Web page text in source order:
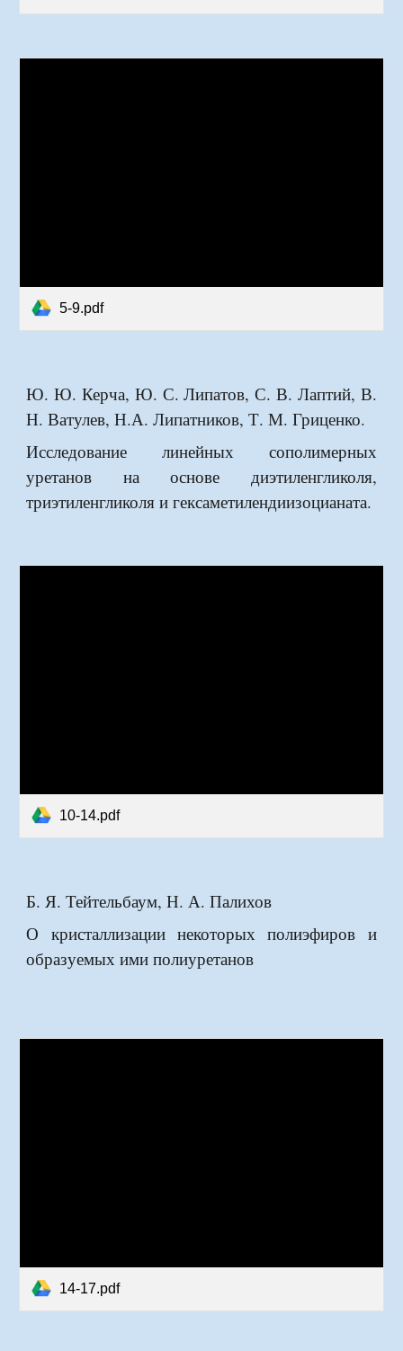
5-9.pdf
Ю. Ю. Керча, Ю. С. Липатов, С. В. Лаптий, В.
Н. Ватулев, Н.А. Липатников, Т. М. Гриценко.
Исследование линейных сополимерных
уретанов на основе диэтиленгликоля,
триэтиленгликоля и гексаметилендиизоцианата.
10-14.pdf
Б. Я. Тейтельбаум, Н. А. Палихов
О кристаллизации некоторых полиэфиров и
образуемых ими полиуретанов
14-17.pdf